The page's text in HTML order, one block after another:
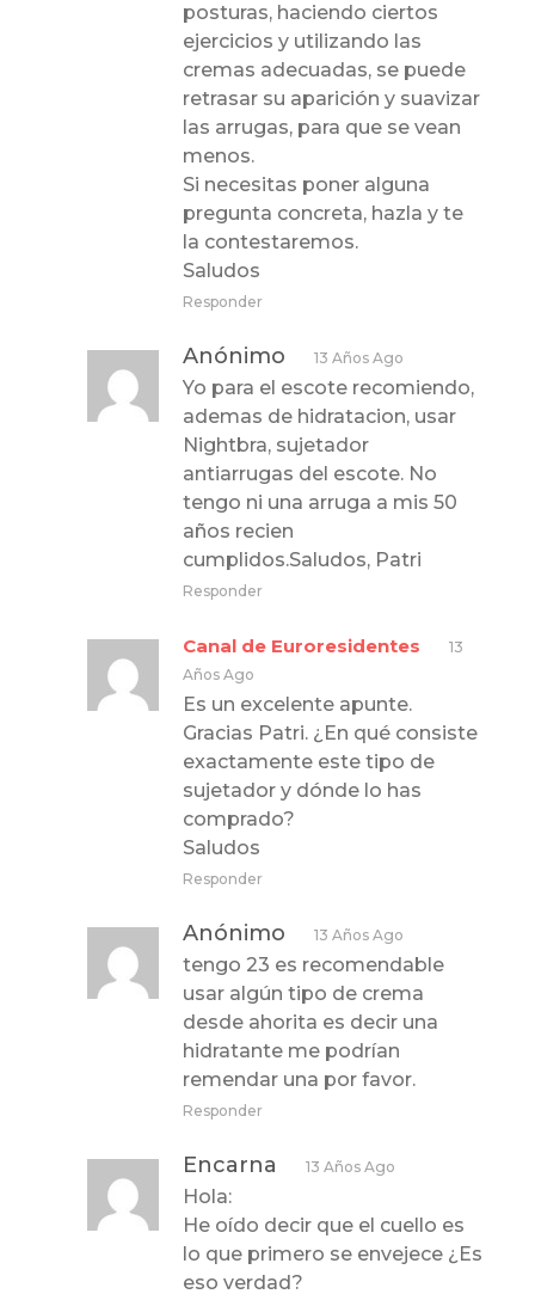
posturas, haciendo ciertos
ejercicios y utilizando las
cremas adecuadas, se puede
retrasar su aparición y suavizar
las arrugas, para que se vean
menos.
Si necesitas poner alguna
pregunta concreta, hazla y te
la contestaremos.
Saludos
Responder
Anónimo 13 Años Ago
Yo para el escote recomiendo,
ademas de hidratacion, usar
Nightbra, sujetador
antiarrugas del escote. No
tengo ni una arruga a mis 50
años recien
cumplidos.Saludos, Patri
Responder
Canal de Euroresidentes
13
Años Ago
Es un excelente apunte.
Gracias Patri. ¿En qué consiste
exactamente este tipo de
sujetador y dónde lo has
comprado?
Saludos
Responder
Anónimo 13 Años Ago
tengo 23 es recomendable
usar algún tipo de crema
desde ahorita es decir una
hidratante me podrían
remendar una por favor.
Responder
Encarna 13 Años Ago
Hola:
He oído decir que el cuello es
lo que primero se envejece ¿Es
eso verdad?